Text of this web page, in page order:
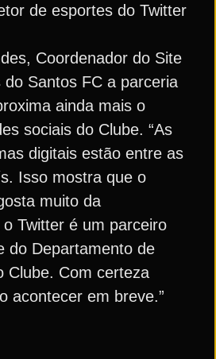
de esportes do Twitter
Coordenador do Site
Santos FC a parceria
ainda mais o
sociais do Clube. “As
digitais estão entre as
Isso mostra que o
muito da
Twitter é um parceiro
do Departamento de
Clube. Com certeza
acontecer em breve.”